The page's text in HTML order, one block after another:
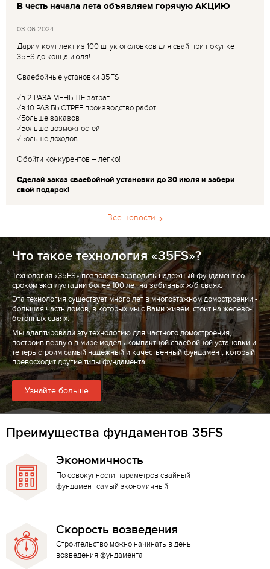
В честь начала лета объявляем горячую АКЦИЮ
03.06.2024
Дарим комплект из 100 штук оголовков для свай при покупке
35FS до конца июля!
Сваебойные установки 35FS
✓в 2 РАЗА МЕНЬШЕ затрат
✓в 10 РАЗ БЫСТРЕЕ производство работ
✓Больше заказов
✓Больше возможностей
✓Больше доходов
Обойти конкурентов – легко!
Сделай заказ сваебойной установки до 30 июля и забери
свой подарок!
Все новости
Что такое технология «35FS»?
Технология «35FS» позволяет возводить надежный фундамент со
сроком эксплуатации более 100 лет на забивных ж/б сваях.
Эта технология существует много лет в многоэтажном домостроении -
большая часть домов, в которых мы с Вами живем, стоит на железо-
бетонных сваях.
Мы адаптировали эту технологию для частного домостроения,
построив первую в мире модель компактной сваебойной установки и
теперь строим самый надежный и качественный фундамент, который
превосходит другие типы фундамента.
Узнайте больше
Преимущества фундаментов 35FS
Экономичность
По совокупности параметров свайный
фундамент самый экономичный
Скорость возведения
Строительство можно начинать в день
возведения фундамента